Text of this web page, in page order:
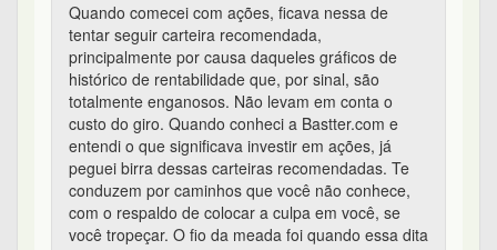
Quando comecei com ações, ficava nessa de
tentar seguir carteira recomendada,
principalmente por causa daqueles gráficos de
histórico de rentabilidade que, por sinal, são
totalmente enganosos. Não levam em conta o
custo do giro. Quando conheci a Bastter.com e
entendi o que significava investir em ações, já
peguei birra dessas carteiras recomendadas. Te
conduzem por caminhos que você não conhece,
com o respaldo de colocar a culpa em você, se
você tropeçar. O fio da meada foi quando essa dita